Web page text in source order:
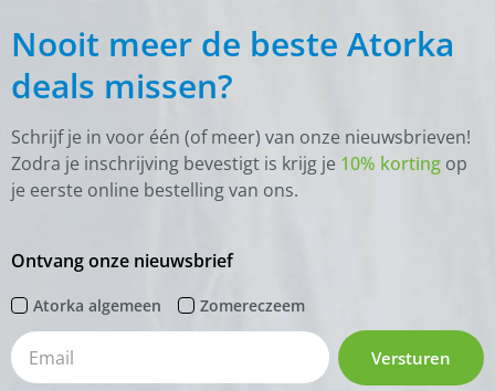
Nooit meer de beste Atorka
deals missen?
Schrijf je in voor één (of meer) van onze nieuwsbrieven!
Zodra je inschrijving bevestigt is krijg je 10% korting op
je eerste online bestelling van ons.
Ontvang onze nieuwsbrief
Atorka algemeen Zomereczeem
Versturen